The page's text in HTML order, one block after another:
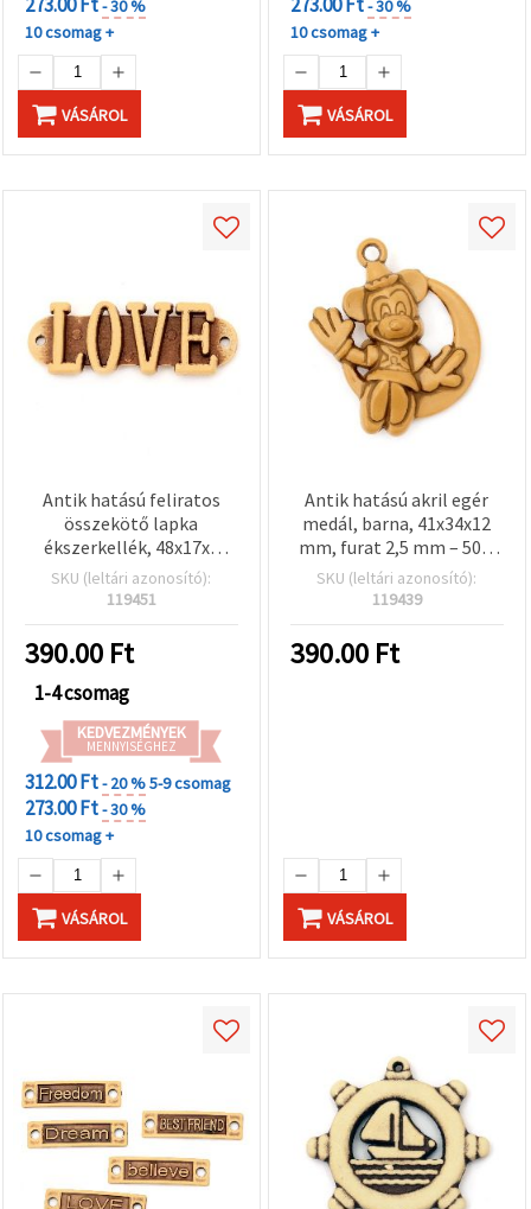
- 30 %
10 csomag +
VÁSÁROL
- 30 %
10 csomag +
VÁSÁROL
Antik hatású feliratos
összekötő lapka
ékszerkellék, 48x17x6
mm, lyuk: 2 mm, barna -
50 gramm (~18 db)
SKU (leltári azonosító):
119451
390.00 Ft
1-4 csomag
KEDVEZMÉNYEK
MENNYISÉGHEZ
312.00 Ft- 20 %5-9 csomag
273.00 Ft- 30 %
10 csomag +
VÁSÁROL
Antik hatású akril egér
medál, barna, 41x34x12
mm, furat 2,5 mm – 50 g
(~15 db)
SKU (leltári azonosító):
119439
390.00 Ft
VÁSÁROL